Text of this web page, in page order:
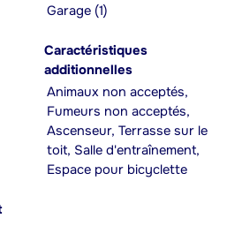
Garage (1)
Caractéristiques
additionnelles
Animaux non acceptés,
Fumeurs non acceptés,
Ascenseur, Terrasse sur le
toit, Salle d'entraînement,
Espace pour bicyclette